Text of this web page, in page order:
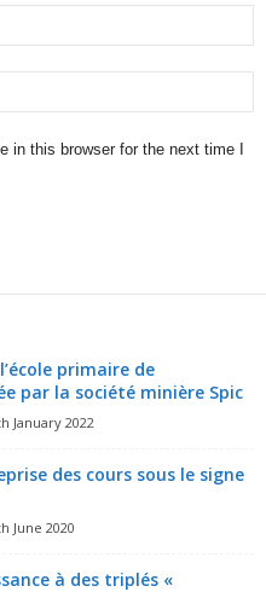
in this browser for the next time I
primaire de
par la société minière Spic
January 2022
des cours sous le signe
June 2020
à des triplés «